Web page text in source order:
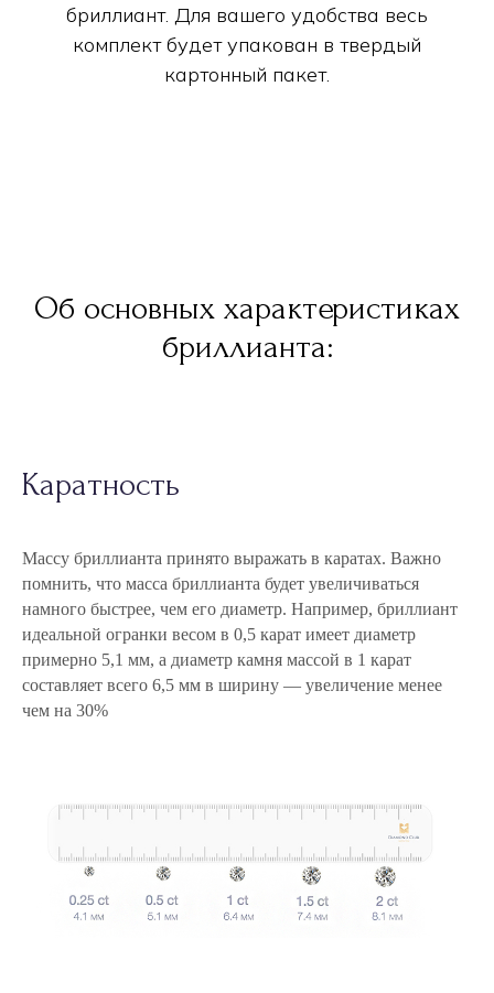
бриллиант. Для вашего удобства весь
комплект будет упакован в твердый
картонный пакет.
Об основных характеристиках
бриллианта:
Каратность